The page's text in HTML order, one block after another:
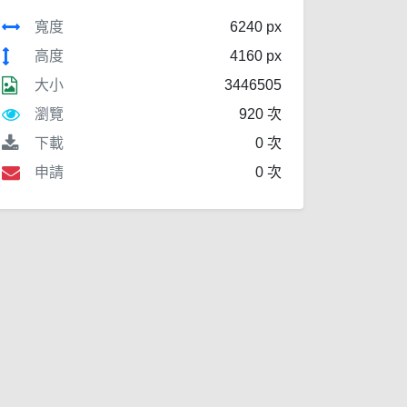
寬度
6240 px
高度
4160 px
大小
3446505
瀏覽
920 次
下載
0 次
申請
0 次